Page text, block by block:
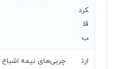
کرد
قل
ب
ارت
چربی‌های نیمه اشباع